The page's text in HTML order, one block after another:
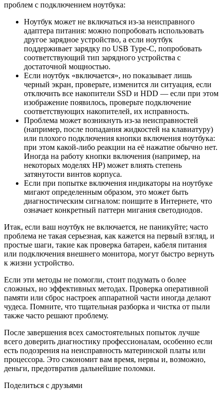
проблем с подключением ноутбука:
Ноутбук может не включаться из-за неисправного
адаптера питания: можно попробовать использовать
другое зарядное устройство, а если ноутбук
поддерживает зарядку по USB Type-C, попробовать
соответствующий тип зарядного устройства с
достаточной мощностью.
Если ноутбук «включается», но показывает лишь
черный экран, проверьте, изменится ли ситуация, если
отключить все накопители SSD и HDD — если при этом
изображение появилось, проверьте подключение
соответствующих накопителей, их исправность.
Проблема может возникнуть из-за неисправностей
(например, после попадания жидкостей на клавиатуру)
или плохого подключения кнопки включения ноутбука:
при этом какой-либо реакции на её нажатие обычно нет.
Иногда на работу кнопки включения (например, на
некоторых моделях HP) может влиять степень
затянутости винтов корпуса.
Если при попытке включения индикаторы на ноутбуке
мигают определенным образом, это может быть
диагностическим сигналом: поищите в Интернете, что
означает конкретный паттерн мигания светодиодов.
Итак, если ваш ноутбук не включается, не паникуйте; часто
проблема не такая серьезная, как кажется на первый взгляд, и
простые шаги, такие как проверка батареи, кабеля питания
или подключения внешнего монитора, могут быстро вернуть
к жизни устройство.
Если эти методы не помогли, стоит подумать о более
сложных, но эффективных методах. Проверка оперативной
памяти или сброс настроек аппаратной части иногда делают
чудеса. Помните, что тщательная разборка и чистка от пыли
также часто решают проблему.
После завершения всех самостоятельных попыток лучше
всего доверить диагностику профессионалам, особенно если
есть подозрения на неисправность материнской платы или
процессора. Это сэкономит вам время, нервы и, возможно,
деньги, предотвратив дальнейшие поломки.
Поделиться с друзьями